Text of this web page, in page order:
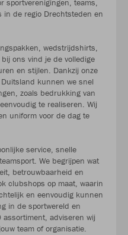
sportverenigingen, teams,
in de regio Drechtsteden en
wedstrijdshirts,
ons vind je de volledige
en stijlen. Dankzij onze
kunnen we snel
zoals bedrukking van
te realiseren. Wij
uniform voor de dag te
service, snelle
We begrijpen wat
betrouwbaarheid en
clubshops op maat, waarin
en eenvoudig kunnen
in de sportwereld en
assortiment, adviseren wij
team of organisatie.